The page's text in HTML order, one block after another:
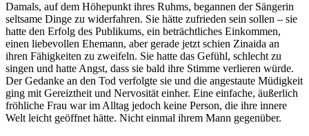
Damals, auf dem Höhepunkt ihres Ruhms, begannen der Sängerin
seltsame Dinge zu widerfahren. Sie hätte zufrieden sein sollen – sie
hatte den Erfolg des Publikums, ein beträchtliches Einkommen,
einen liebevollen Ehemann, aber gerade jetzt schien Zinaida an
ihren Fähigkeiten zu zweifeln. Sie hatte das Gefühl, schlecht zu
singen und hatte Angst, dass sie bald ihre Stimme verlieren würde.
Der Gedanke an den Tod verfolgte sie und die angestaute Müdigkeit
ging mit Gereiztheit und Nervosität einher. Eine einfache, äußerlich
fröhliche Frau war im Alltag jedoch keine Person, die ihre innere
Welt leicht geöffnet hätte. Nicht einmal ihrem Mann gegenüber.